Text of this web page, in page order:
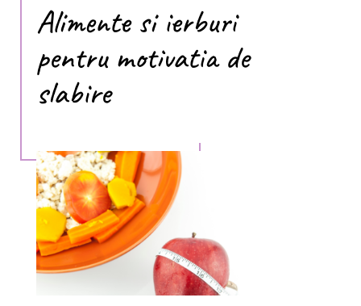
Alimente si ierburi
pentru motivatia de
slabire